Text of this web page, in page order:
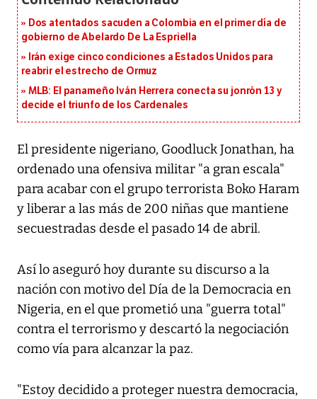
Dos atentados sacuden a Colombia en el primer día de
gobierno de Abelardo De La Espriella
Irán exige cinco condiciones a Estados Unidos para
reabrir el estrecho de Ormuz
MLB: El panameño Iván Herrera conecta su jonrón 13 y
decide el triunfo de los Cardenales
El presidente nigeriano, Goodluck Jonathan, ha
ordenado una ofensiva militar "a gran escala"
para acabar con el grupo terrorista Boko Haram
y liberar a las más de 200 niñas que mantiene
secuestradas desde el pasado 14 de abril.
Así lo aseguró hoy durante su discurso a la
nación con motivo del Día de la Democracia en
Nigeria, en el que prometió una "guerra total"
contra el terrorismo y descartó la negociación
como vía para alcanzar la paz.
"Estoy decidido a proteger nuestra democracia,